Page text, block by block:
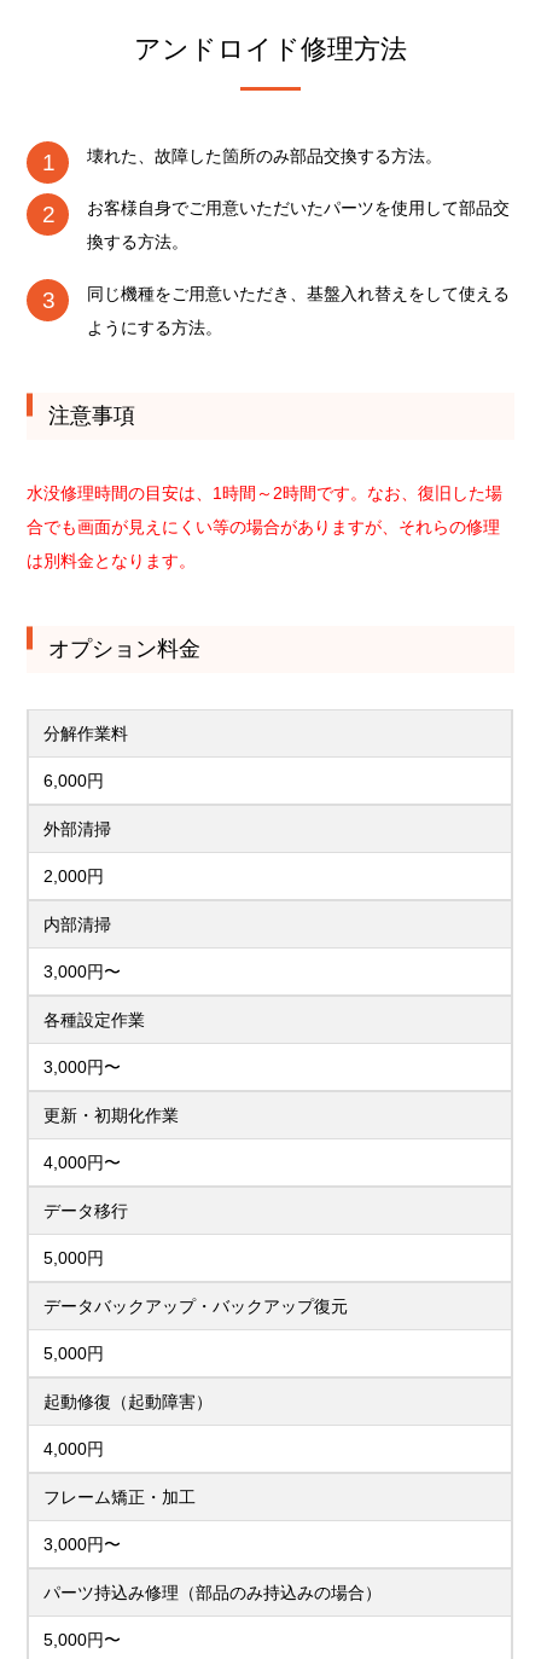
アンドロイド修理方法
壊れた、故障した箇所のみ部品交換する方法。
お客様自身でご用意いただいたパーツを使用して部品交
換する方法。
同じ機種をご用意いただき、基盤入れ替えをして使える
ようにする方法。
注意事項
水没修理時間の目安は、1時間～2時間です。なお、復旧した場
合でも画面が見えにくい等の場合がありますが、それらの修理
は別料金となります。
オプション料金
分解作業料
6,000円
外部清掃
2,000円
内部清掃
3,000円〜
各種設定作業
3,000円〜
更新・初期化作業
4,000円〜
データ移行
5,000円
データバックアップ・バックアップ復元
5,000円
起動修復（起動障害）
4,000円
フレーム矯正・加工
3,000円〜
パーツ持込み修理（部品のみ持込みの場合）
5,000円〜